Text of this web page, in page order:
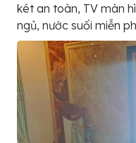
két an toàn, TV màn
ngủ, nước suối miễn